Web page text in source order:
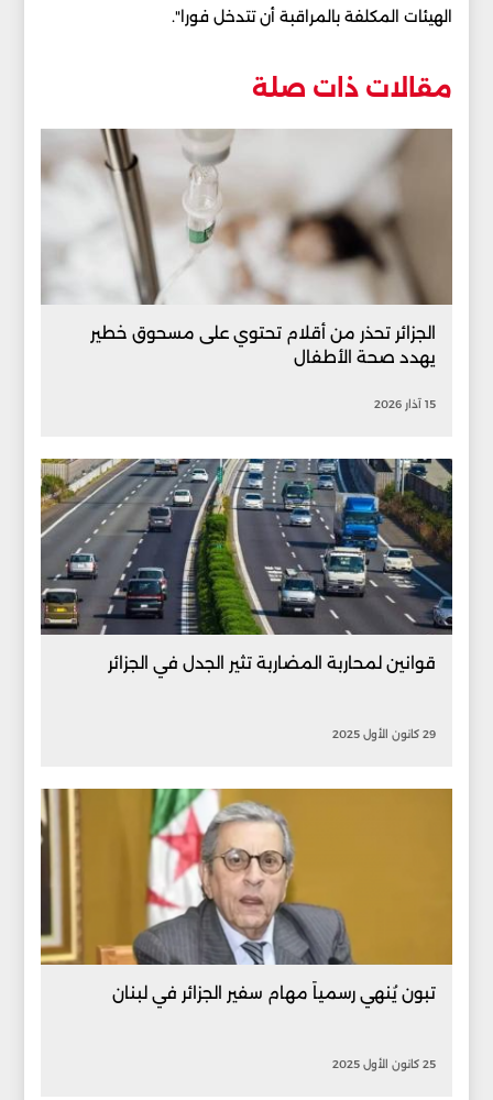
الهيئات المكلفة بالمراقبة أن تتدخل فورا".
مقالات ذات صلة
الجزائر تحذر من أقلام تحتوي على مسحوق خطير
يهدد صحة الأطفال
15 آذار 2026
قوانين لمحاربة المضاربة تثير الجدل في الجزائر
29 كانون الأول 2025
تبون يُنهي رسمياً مهام سفير الجزائر في لبنان
25 كانون الأول 2025